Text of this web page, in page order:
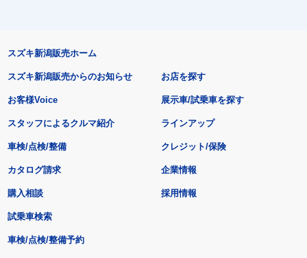
スズキ新潟販売ホーム
スズキ新潟販売からのお知らせ
お客様Voice
スタッフによるクルマ紹介
お店を探す
展示車/試乗車を探す
ラインアップ
車検/点検/整備 クレジット/保険
カタログ請求
購入相談
試乗車検索
車検/点検/整備予約
企業情報
採用情報